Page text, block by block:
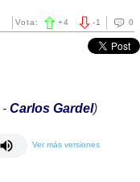
0
-1
Vota: +4
- Carlos Gardel)
Ver más versiones